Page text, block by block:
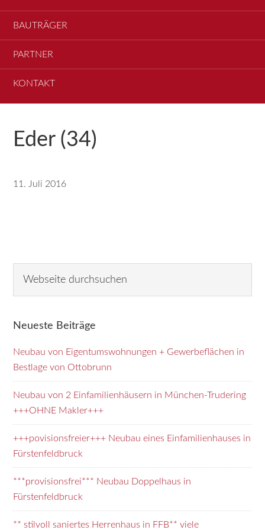
BAUTRÄGER
PARTNER
KONTAKT
Eder (34)
11. Juli 2016
Seitenspalte
durchsuchen
Neueste Beiträge
Neubau von Eigentumswohnungen + Gewerbeflächen in
Bestlage von Ottobrunn
Neubau von 2 Einfamilienhäusern in München-Trudering
+++OHNE Makler+++
+++povisionsfreier+++ Neubau eines Einfamilienhauses in
Fürstenfeldbruck
***provisionsfrei*** Neubau Doppelhaus in
Fürstenfeldbruck
** stilvoll saniertes Herrenhaus in FFB** viele